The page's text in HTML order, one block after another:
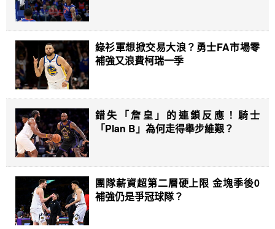
綠衫軍想掀交易大浪？勇士FA市場零
補強又浪費柯瑞一季
錯失「詹皇」的連鎖反應！騎士
「Plan B」為何走得舉步維艱？
團隊薪資超第二層硬上限 金塊季後0
補強仍是爭冠球隊？